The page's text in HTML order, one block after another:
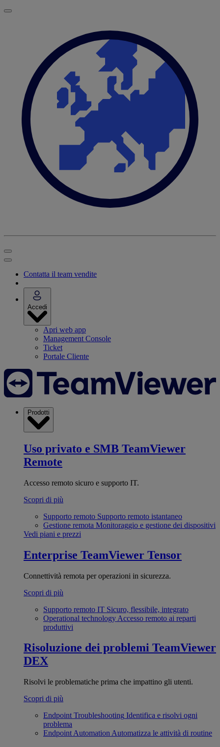
Contatta il team vendite
Accedi
Apri web app
Management Console
Ticket
Portale Cliente
Prodotti
Uso privato e SMB TeamViewer
Remote
Accesso remoto sicuro e supporto IT.
Scopri di più
Supporto remoto Supporto remoto istantaneo
Gestione remota Monitoraggio e gestione dei dispositivi
Vedi piani e prezzi
Enterprise TeamViewer Tensor
Connettività remota per operazioni in sicurezza.
Scopri di più
Supporto remoto IT Sicuro, flessibile, integrato
Operational technology Accesso remoto ai reparti
produttivi
Risoluzione dei problemi TeamViewer
DEX
Risolvi le problematiche prima che impattino gli utenti.
Scopri di più
Endpoint Troubleshooting Identifica e risolvi ogni
problema
Endpoint Automation Automatizza le attività di routine